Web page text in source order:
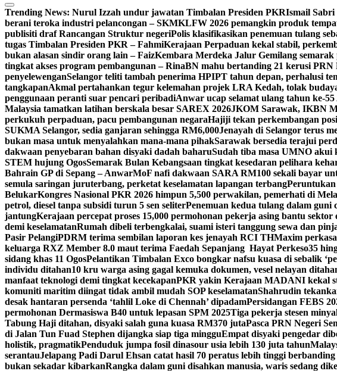
Trending News: Nurul Izzah undur jawatan Timbalan Presiden PKRIsmail Sabri
berani teroka industri pelancongan – SKMKLFW 2026 pemangkin produk
publisiti draf Rancangan Struktur negeriPolis klasifikasikan penemuan tulang
tugas Timbalan Presiden PKR – FahmiKerajaan Perpaduan kekal stabil,
bukan alasan sindir orang lain – FaizKembara Merdeka Jalur Gemilang
tingkat akses program pembangunan – RinaBN mahu bertanding 21 kerusi PRN
penyelewenganSelangor teliti tambah penerima HPIPT tahun depan, perhalusi
tangkapanAkmal pertahankan tegur kelemahan projek LRA Kedah, tolak budaya
penggunaan peranti suar pencari peribadiAnwar ucap selamat ulang tahun ke-
Malaysia tamatkan latihan berskala besar SAREX 2026JKOM Sarawak, IKBN
perkukuh perpaduan, pacu pembangunan negaraHajiji tekan perkembangan
SUKMA Selangor, sedia ganjaran sehingga RM6,000Jenayah di Selangor terus
bukan masa untuk menyalahkan mana-mana pihakSarawak bersedia terajui
dakwaan penyebaran bahan disyaki dadah baharuSudah tiba masa UMNO akui
STEM hujung OgosSemarak Bulan Kebangsaan tingkat kesedaran pelihara
Bahrain GP di Sepang – AnwarMoF nafi dakwaan SARA RM100 sekali bayar
semula saringan juruterbang, perketat keselamatan lapangan terbang
BelukarKongres Nasional PKR 2026 himpun 5,500 perwakilan, pemerhati di
petrol, diesel tanpa subsidi turun 5 sen seliterPenemuan kedua tulang dalam guni
jantungKerajaan percepat proses 15,000 permohonan pekerja asing bantu sektor
demi keselamatanRumah dibeli terbengkalai, suami isteri tanggung sewa dan
Pasir PelangiPDRM terima sembilan laporan kes jenayah RCI THMaxim
keluarga RXZ Member 8.0 maut terima Faedah Sepanjang Hayat Perkeso35
sidang khas 11 OgosPelantikan Timbalan Exco bongkar nafsu kuasa di sebalik
individu ditahan10 kru warga asing gagal kemuka dokumen, vesel nelayan
manfaat teknologi demi tingkat kecekapanPKR yakin Kerajaan MADANI kekal
komuniti maritim diingat tidak ambil mudah SOP keselamatanShahrudin
desak hantaran persenda ‘tahlil Loke di Chennah’ dipadamPersidangan FEBS
permohonan Dermasiswa B40 untuk lepasan SPM 2025Tiga pekerja stesen
Tabung Haji ditahan, disyaki salah guna kuasa RM370 jutaPasca PRN Negeri
di Jalan Tun Fuad Stephen dijangka siap tiga mingguEmpat disyaki pengedar
holistik, pragmatikPenduduk jumpa fosil dinasour usia lebih 130 juta tahun
serantauJelapang Padi Darul Ehsan catat hasil 70 peratus lebih tinggi
bukan sekadar kibarkanRangka dalam guni disahkan manusia, waris sedang